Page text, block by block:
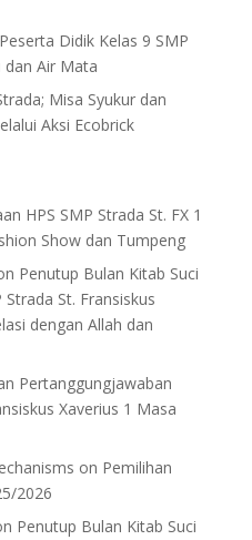
Didik Kelas 9 SMP
dan Air Mata
Misa Syukur dan
Aksi Ecobrick
HPS SMP Strada St. FX 1
Show dan Tumpeng
Penutup Bulan Kitab Suci
St. Fransiskus
dengan Allah dan
Pertanggungjawaban
Xaverius 1 Masa
on Pemilihan
2026
Penutup Bulan Kitab Suci